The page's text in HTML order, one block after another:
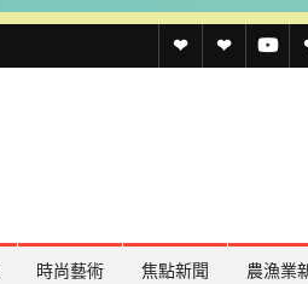
透 透 透
時尚藝術 焦點新聞 農漁業